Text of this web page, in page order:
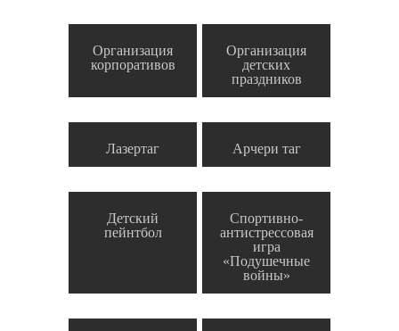
Организация
корпоративов
Организация
детских
праздников
Лазертаг Арчери таг
Детский
пейнтбол
Спортивно-
антистрессовая
игра
«Подушечные
войны»